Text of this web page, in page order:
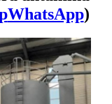
WhatsApp)